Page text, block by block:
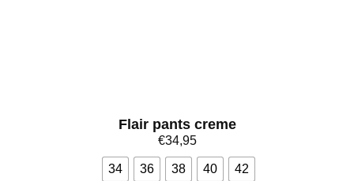
Flair pants creme
€34,95
34 36 38 40 42